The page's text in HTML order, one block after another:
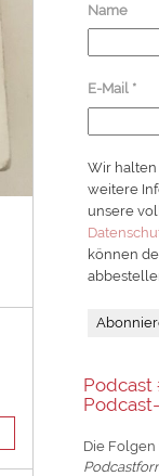
Name
E-Mail *
Wir halten
weitere
unsere
können
Die Folgen